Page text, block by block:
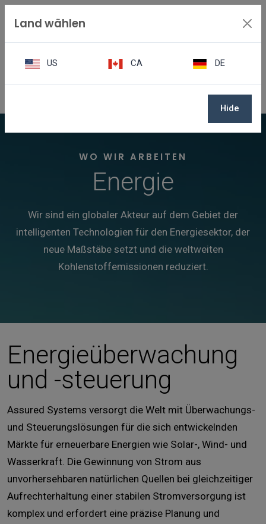
WO WIR ARBEITEN
Energie
Wir sind ein globaler Akteur auf dem Gebiet der
intelligenten Technologien für den Energiesektor, der
neue Maßstäbe setzt und die weltweiten
Kohlenstoffemissionen reduziert.
Energieüberwachung
und -steuerung
Assured Systems versorgt die Welt mit Überwachungs-
und Steuerungslösungen für die sich entwickelnden
Märkte für erneuerbare Energien wie Solar-, Wind- und
Wasserkraft. Die Gewinnung von Strom aus
unvorhersehbaren natürlichen Quellen bei gleichzeitiger
Aufrechterhaltung einer stabilen Stromversorgung ist
komplex und erfordert eine präzise Planung und
Land wählen
US CA DE
Hide